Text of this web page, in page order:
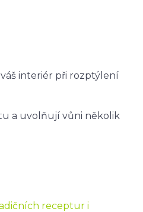
interiér při rozptýlení
a uvolňují vůni několik
receptur i